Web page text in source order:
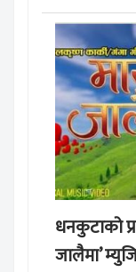
धनकुटाको
जालैमा’